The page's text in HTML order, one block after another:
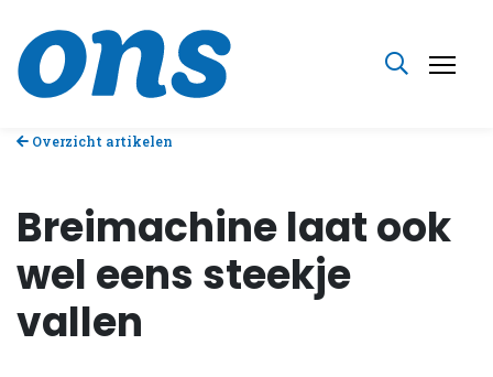
Overzicht artikelen
Breimachine laat ook
wel eens steekje
vallen